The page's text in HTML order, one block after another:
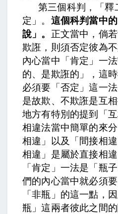
第三個科判，「釋
定」。 這個科判當中
說」。 正文當中， 倘
欺誑，則須否定彼為不
內心當中「肯定」一
的、是欺誑的」，這
必須要「否定」這一
是故欺、不欺誑是互
地方有特別的提到「
相違法當中簡單的來
相違」以及「間接相
相違」是屬於直接相
「肯定」一法是「瓶
們的內心當中就必須
「非瓶」的這一點，
瓶」這兩者彼此之間